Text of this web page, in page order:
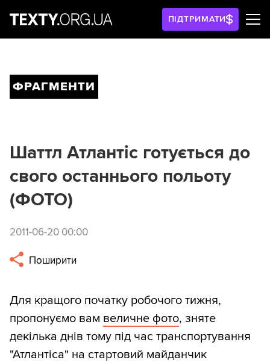
ПІДТРИМАТИ
ФРАГМЕНТИ
Шаттл Атлантіс готується до
свого останнього польоту
(ФОТО)
2011-06-20 00:00
Поширити
Для кращого початку робочого тижня,
пропонуємо вам величне фото, зняте
декілька днів тому під час транспортування
"Атлантіса" на стартовий майданчик